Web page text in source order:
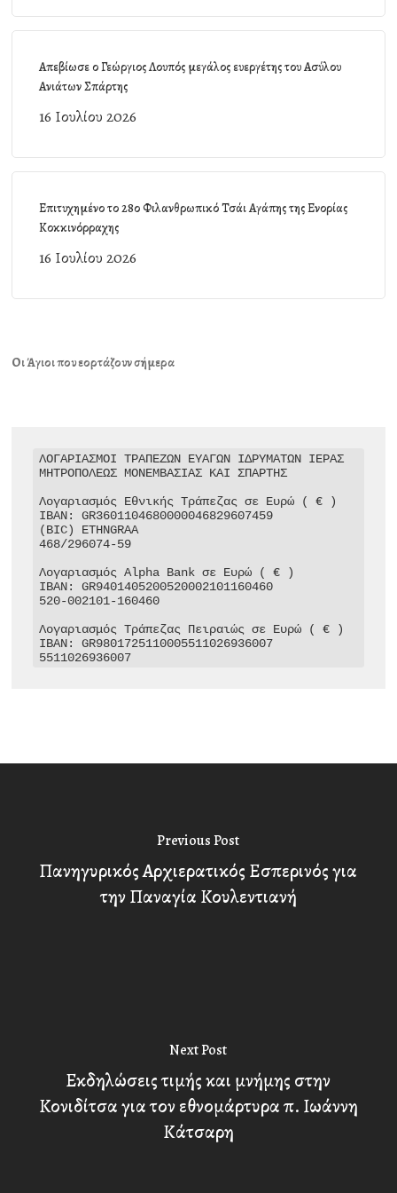
Απεβίωσε ο Γεώργιος Λουπός μεγάλος ευεργέτης του Ασύλου
Ανιάτων Σπάρτης
16 Ιουλίου 2026
Επιτυχημένο το 28ο Φιλανθρωπικό Τσάι Αγάπης της Ενορίας
Κοκκινόρραχης
16 Ιουλίου 2026
Οι Άγιοι που εορτάζουν σήμερα
ΛΟΓΑΡΙΑΣΜΟΙ ΤΡΑΠΕΖΩΝ ΕΥΑΓΩΝ ΙΔΡΥΜΑΤΩΝ ΙΕΡΑΣ
ΜΗΤΡΟΠΟΛΕΩΣ ΜΟΝΕΜΒΑΣΙΑΣ ΚΑΙ ΣΠΑΡΤΗΣ
Λογαριασμός Εθνικής Τράπεζας σε Ευρώ ( € )
IBAN: GR3601104680000046829607459
(BIC) ETHNGRAA
468/296074-59
Λογαριασμός Alpha Bank σε Ευρώ ( € )
IBAN: GR9401405200520002101160460
520-002101-160460
Λογαριασμός Τράπεζας Πειραιώς σε Ευρώ ( € )
IBAN: GR9801725110005511026936007
5511026936007
Previous Post
Πανηγυρικός Αρχιερατικός Εσπερινός για
την Παναγία Κουλεντιανή
Next Post
Εκδηλώσεις τιμής και μνήμης στην
Κονιδίτσα για τον εθνομάρτυρα π. Ιωάννη
Κάτσαρη